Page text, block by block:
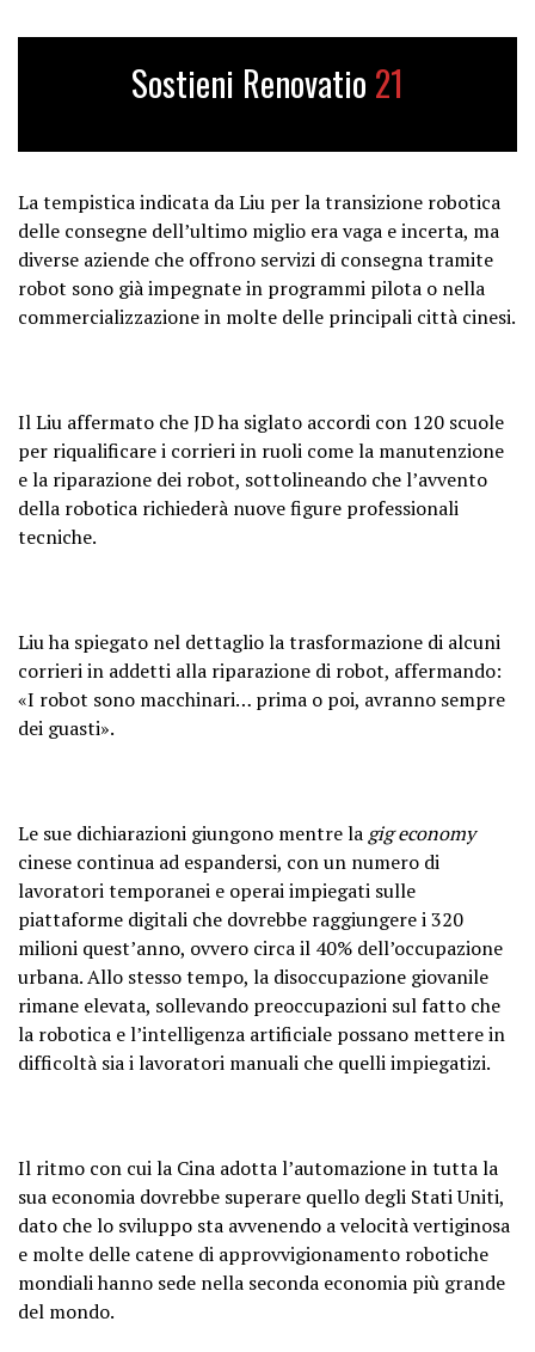
Sostieni Renovatio 21
La tempistica indicata da Liu per la transizione robotica
delle consegne dell’ultimo miglio era vaga e incerta, ma
diverse aziende che offrono servizi di consegna tramite
robot sono già impegnate in programmi pilota o nella
commercializzazione in molte delle principali città cinesi.
Il Liu affermato che JD ha siglato accordi con 120 scuole
per riqualificare i corrieri in ruoli come la manutenzione
e la riparazione dei robot, sottolineando che l’avvento
della robotica richiederà nuove figure professionali
tecniche.
Liu ha spiegato nel dettaglio la trasformazione di alcuni
corrieri in addetti alla riparazione di robot, affermando:
«I robot sono macchinari… prima o poi, avranno sempre
dei guasti».
Le sue dichiarazioni giungono mentre la gig economy
cinese continua ad espandersi, con un numero di
lavoratori temporanei e operai impiegati sulle
piattaforme digitali che dovrebbe raggiungere i 320
milioni quest’anno, ovvero circa il 40% dell’occupazione
urbana. Allo stesso tempo, la disoccupazione giovanile
rimane elevata, sollevando preoccupazioni sul fatto che
la robotica e l’intelligenza artificiale possano mettere in
difficoltà sia i lavoratori manuali che quelli impiegatizi.
Il ritmo con cui la Cina adotta l’automazione in tutta la
sua economia dovrebbe superare quello degli Stati Uniti,
dato che lo sviluppo sta avvenendo a velocità vertiginosa
e molte delle catene di approvvigionamento robotiche
mondiali hanno sede nella seconda economia più grande
del mondo.